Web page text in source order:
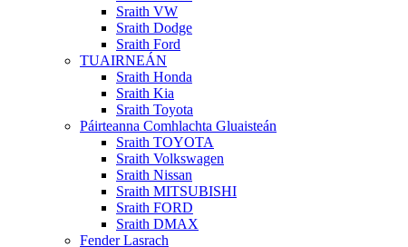
Sraith VW
Sraith Dodge
Sraith Ford
TUAIRNEÁN
Sraith Honda
Sraith Kia
Sraith Toyota
Páirteanna Comhlachta Gluaisteán
Sraith TOYOTA
Sraith Volkswagen
Sraith Nissan
Sraith MITSUBISHI
Sraith FORD
Sraith DMAX
Fender Lasrach